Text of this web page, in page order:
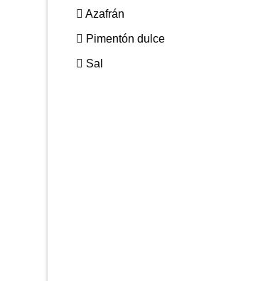
Azafrán
Pimentón dulce
Sal